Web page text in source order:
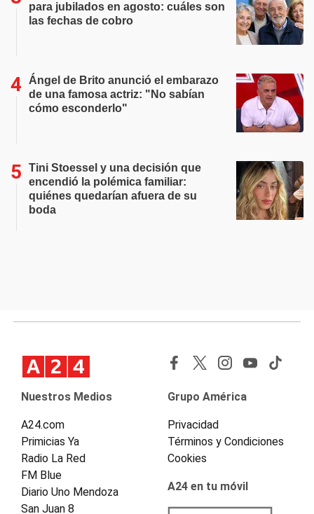
para jubilados en agosto: cuáles son
las fechas de cobro
Ángel de Brito anunció el embarazo
de una famosa actriz: "No sabían
cómo esconderlo"
Tini Stoessel y una decisión que
encendió la polémica familiar:
quiénes quedarían afuera de su
boda
Nuestros Medios
A24.com
Primicias Ya
Radio La Red
FM Blue
Diario Uno Mendoza
San Juan 8
Grupo América
Privacidad
Términos y Condiciones
Cookies
A24 en tu móvil